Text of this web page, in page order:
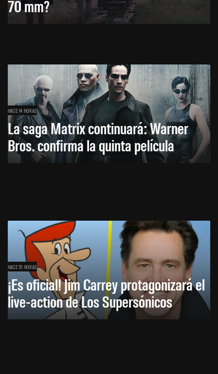
70 mm?
HACE 14 HORAS
La saga Matrix continuará: Warner
Bros. confirma la quinta película
HACE 15 HORAS
¡Es oficial! Jim Carrey protagonizará el
live-action de Los Supersónicos